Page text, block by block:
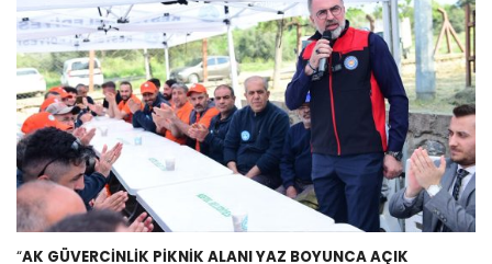
“AK GÜVERCİNLİK PİKNİK ALANI YAZ BOYUNCA AÇIK